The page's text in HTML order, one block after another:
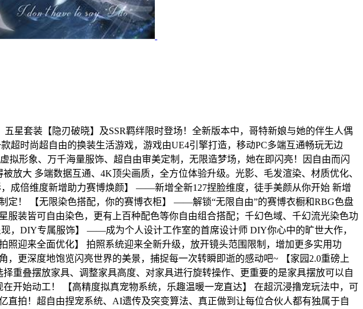
星套装【隐刃破晓】及SSR羁绊限时登场！全新版本中，哥特新娘与她的伴生人偶
时尚超自由的换装生活游戏，游戏由UE4引擎打造，移动PC多端互通畅玩无边
形象、万千海量服饰、超自由审美定制，无限造梦场，她在即闪亮！因自由而闪
大 多端数据互通、4K顶尖画质，全方位体验升级。光影、毛发渲染、材质优化、
成倍维度新增助力赛博焕颜】 ——新增全新127捏脸维度，徒手美颜从你开始 新增
定！ 【无限染色搭配，你的赛博衣柜】 ——解锁“无限自由”的赛博衣橱和RBG色盘
装皆可自由染色，更有上百种配色等你自由组合搭配；千幻色域、千幻流光染色功
，DIY专属服饰】 ——成为个人设计工作室的首席设计师 DIY你心中的旷世大作，
迎来全面优化】 拍照系统迎来全新升级，放开镜头范围限制，增加更多实用功
更深度地饱览闪亮世界的美景，捕捉每一次转瞬即逝的感动吧~ 【家园2.0重磅上
叠摆放家具、调整家具高度、对家具进行旋转操作、更重要的是家具摆放可以自
开始动工！ 【高精度拟真宠物系统，乐趣温暖一宠直达】 在超沉浸撸宠玩法中，可
拍！超自由捏宠系统、AI遗传及突变算法、真正做到让每位合伙人都有独属于自